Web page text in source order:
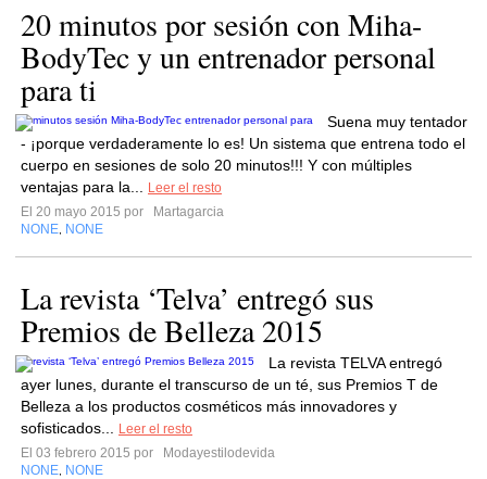
20 minutos por sesión con Miha-
BodyTec y un entrenador personal
para ti
Suena muy tentador
- ¡porque verdaderamente lo es! Un sistema que entrena todo el
cuerpo en sesiones de solo 20 minutos!!! Y con múltiples
ventajas para la...
Leer el resto
El 20 mayo 2015 por
Martagarcia
NONE NONE
La revista ‘Telva’ entregó sus
Premios de Belleza 2015
La revista TELVA entregó
ayer lunes, durante el transcurso de un té, sus Premios T de
Belleza a los productos cosméticos más innovadores y
sofisticados...
Leer el resto
El 03 febrero 2015 por
Modayestilodevida
NONE NONE